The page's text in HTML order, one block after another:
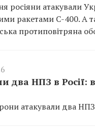
росіяни атакували
ракетами С-400. А
протиповітряна
два НПЗ в Росії:
атакували два